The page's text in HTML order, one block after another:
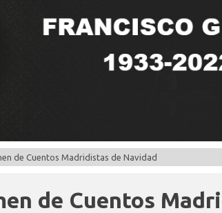
de Cuentos Madridistas de Navidad
de Cuentos